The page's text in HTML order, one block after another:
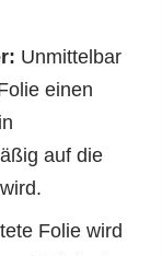
Unmittelbar
einen
auf die
Folie wird